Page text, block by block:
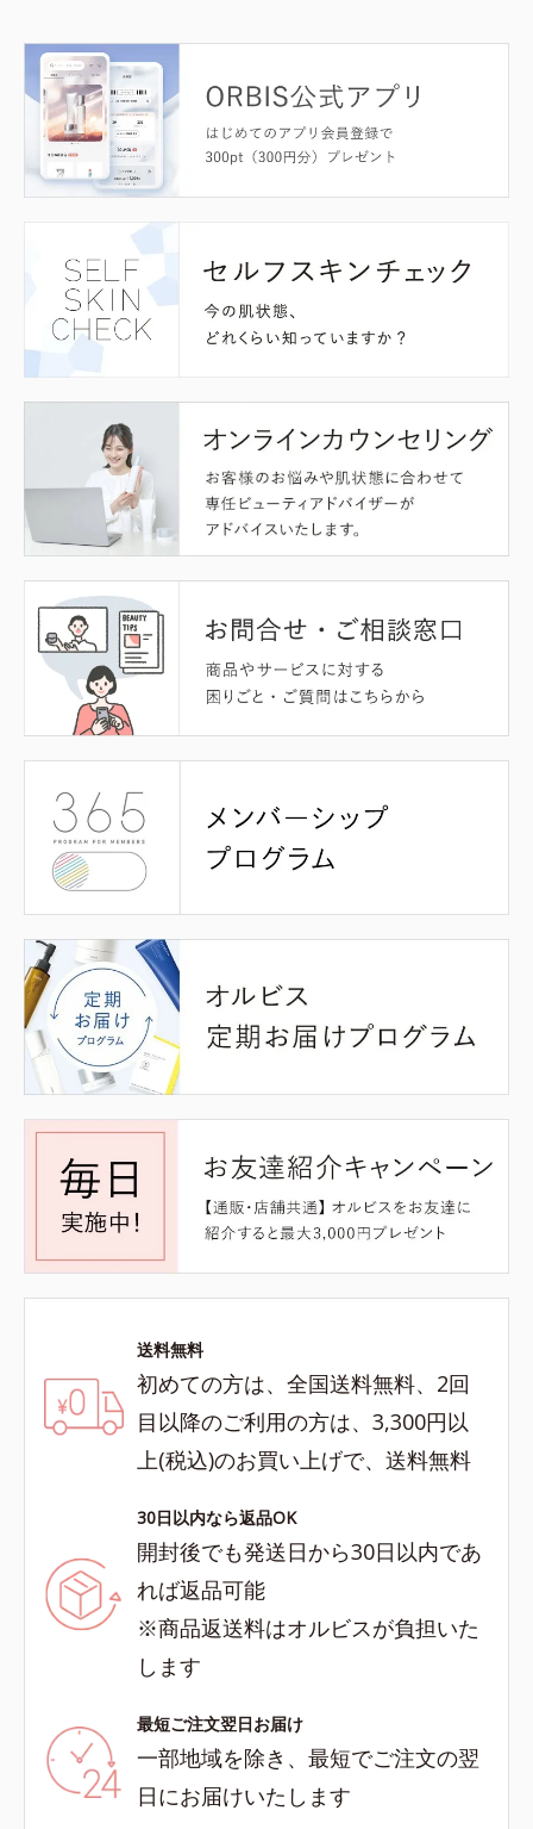
送料無料
初めての方は、全国送料無料、2回
目以降のご利用の方は、3,300円以
上(税込)のお買い上げで、送料無料
30日以内なら返品OK
開封後でも発送日から30日以内であ
れば返品可能
※商品返送料はオルビスが負担いた
します
最短ご注文翌日お届け
一部地域を除き、最短でご注文の翌
日にお届けいたします